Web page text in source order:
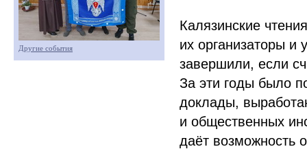
Калязинские чтения
их организаторы и
завершили, если
За эти годы было
доклады,
и общественных
даёт возможность
Другие события